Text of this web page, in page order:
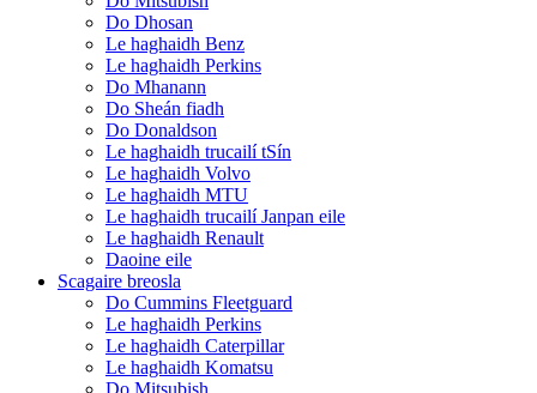
Do Dhosan
Le haghaidh Benz
Le haghaidh Perkins
Do Mhanann
Do Sheán fiadh
Do Donaldson
Le haghaidh trucailí tSín
Le haghaidh Volvo
Le haghaidh MTU
Le haghaidh trucailí Janpan eile
Le haghaidh Renault
Daoine eile
Scagaire breosla
Do Cummins Fleetguard
Le haghaidh Perkins
Le haghaidh Caterpillar
Le haghaidh Komatsu
Do Mitsubish